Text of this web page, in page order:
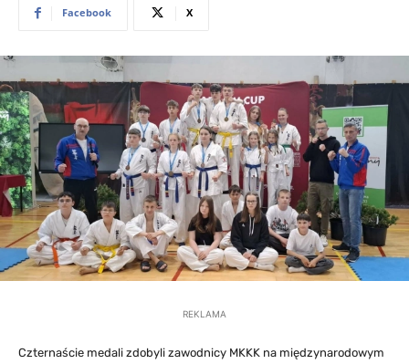
Facebook X
REKLAMA
Czternaście medali zdobyli zawodnicy MKKK na międzynarodowym